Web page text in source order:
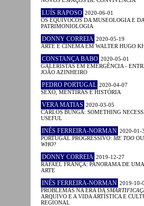
LUÍS RAPOSO 2020-06-01
OS EQUÍVOCOS DA MUSEOLOGIA E DA
PATRIMONIOLOGIA
DONNY CORREIA 2020-05-19
ARTE E CINEMA EM WALTER HUGO
CONSTANÇA BABO 2020-05-01
GALERISTAS EM EMERGÊNCIA -
JOÃO AZINHEIRO
PEDRO PORTUGAL 2020-04-07
SEXO, MENTIRAS E HISTÓRIA
VERA MATIAS 2020-03-05
CARLOS BUNGA: SOMETHING
USEFUL
INÊS FERREIRA-NORMAN 2020-01-
PORTUGAL PROGRESSIVO: ME TOO OU
WHO?
DONNY CORREIA 2019-12-27
RAFAEL FRANÇA: PANORAMA DE
ARTE
INÊS FERREIRA-NORMAN 2019-10-
PROBLEMAS NA ERA DA
ARQUIVO E A VIDA ARTÍSTICA E
REGIONAL